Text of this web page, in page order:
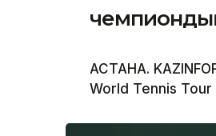
АСТАНА.
World Tennis